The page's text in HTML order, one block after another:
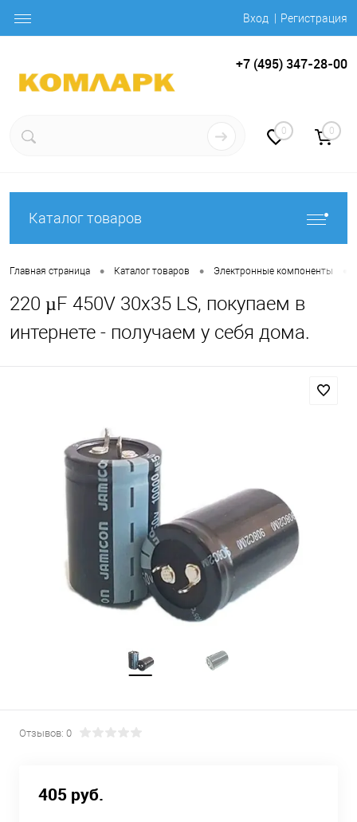
Вход Регистрация
+7 (495) 347-28-00
0 0
Каталог товаров
Главная страница • Каталог товаров • Электронные компоненты
220 µF 450V 30x35 LS, покупаем в
интернете - получаем у себя дома.
Отзывов: 0
405 руб.